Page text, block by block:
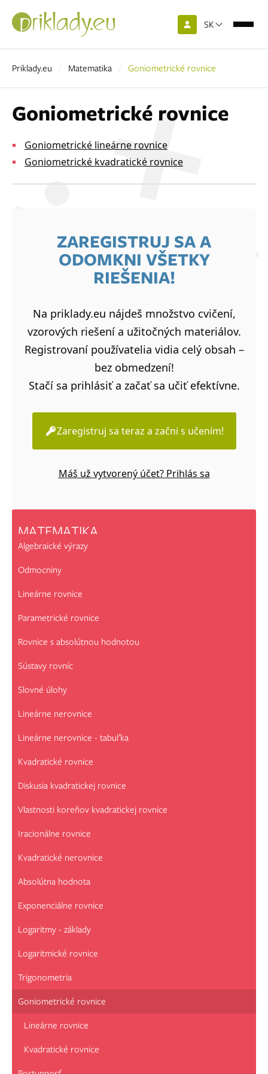
SK
Priklady.eu Matematika Goniometrické rovnice
Goniometrické rovnice
Goniometrické lineárne rovnice
Goniometrické kvadratické rovnice
ZAREGISTRUJ SA A
ODOMKNI VŠETKY
RIEŠENIA!
Na priklady.eu nájdeš množstvo cvičení,
vzorových riešení a užitočných materiálov.
Registrovaní používatelia vidia celý obsah –
bez obmedzení!
Stačí sa prihlásiť a začať sa učiť efektívne.
Zaregistruj sa teraz a začni s učením!
Máš už vytvorený účet? Prihlás sa
MATEMATIKA
Algebraické výrazy
Odmocniny
Lineárne rovnice
Parametrické rovnice
Rovnice s absolútnou hodnotou
Sústavy rovníc
Slovné úlohy
Lineárne nerovnice
Lineárne nerovnice - tabuľka
Kvadratické rovnice
Diskusia kvadratickej rovnice
Vlastnosti koreňov kvadratickej rovnice
Iracionálne rovnice
Kvadratické nerovnice
Absolútna hodnota
Exponenciálne rovnice
Logaritmy - základy
Logaritmické rovnice
Trigonometria
Goniometrické rovnice
Lineárne rovnice
Kvadratické rovnice